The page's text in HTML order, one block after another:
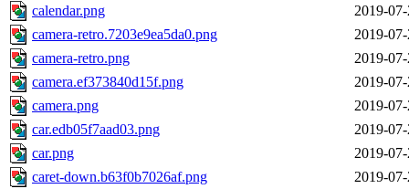
calendar.png
2019-
camera-retro.7203e9ea5da0.png
2019-
camera-retro.png
2019-
camera.ef373840d15f.png
2019-
camera.png
2019-
car.edb05f7aad03.png
2019-
car.png
2019-
caret-down.b63f0b7026af.png
2019-